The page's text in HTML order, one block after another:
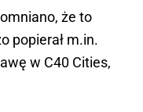
że to
popierał m.in.
w C40 Cities,